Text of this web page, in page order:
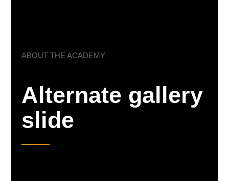
ABOUT THE ACADEMY
Alternate gallery
slide